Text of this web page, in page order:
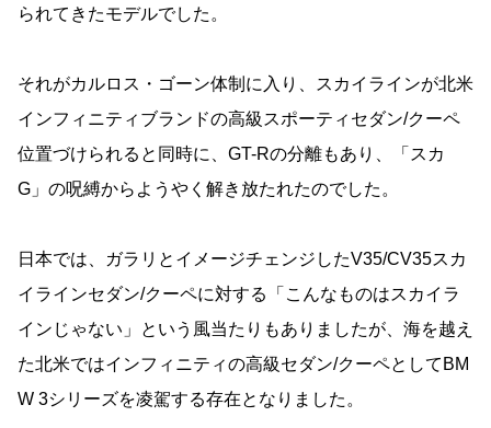
られてきたモデルでした。
それがカルロス・ゴーン体制に入り、スカイラインが北米
インフィニティブランドの高級スポーティセダン/クーペ
位置づけられると同時に、GT-Rの分離もあり、「スカ
G」の呪縛からようやく解き放たれたのでした。
日本では、ガラリとイメージチェンジしたV35/CV35スカ
イラインセダン/クーペに対する「こんなものはスカイラ
インじゃない」という風当たりもありましたが、海を越え
た北米ではインフィニティの高級セダン/クーペとしてBM
W 3シリーズを凌駕する存在となりました。